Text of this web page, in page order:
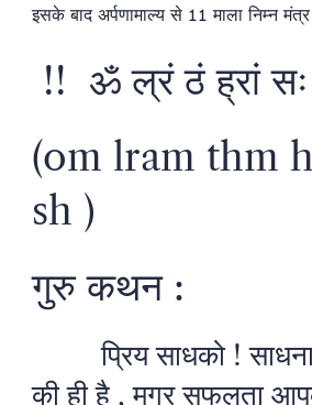
इसके बाद अर्पणामाल्य से 11 माला निम्न
!! ॐ ल्रं ठं ह्रां
(om lram thm
sh )
गुरु कथन :
प्रिय साधको ! साधना
की ही है , मगर सफलता